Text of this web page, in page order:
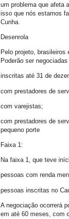
um problema que afeta
isso que nós estamos
Cunha.
Desenrola
Pelo projeto, brasileiros
Poderão ser
inscritas até 31 de
com prestadores de
com varejistas;
com prestadores de
pequeno porte
Faixa 1:
Na faixa 1, que teve
pessoas com renda
pessoas inscritas no
A negociação ocorrerá
em até 60 meses, com